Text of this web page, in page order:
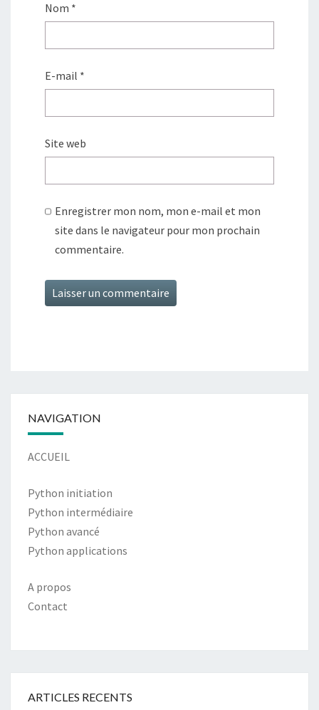
Nom *
E-mail *
Site web
Enregistrer mon nom, mon e-mail et mon
site dans le navigateur pour mon prochain
commentaire.
NAVIGATION
ACCUEIL
Python initiation
Python intermédiaire
Python avancé
Python applications
A propos
Contact
ARTICLES RECENTS